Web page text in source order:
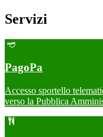
Servizi
PagoPa
Accesso sportello
verso la Pubblica